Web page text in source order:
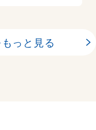
っと見る